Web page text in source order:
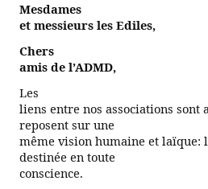
Mesdames
et messieurs les Ediles,
Chers
amis de l’ADMD,
Les
liens entre nos associations sont
reposent sur une
même vision humaine et laïque:
destinée en toute
conscience.